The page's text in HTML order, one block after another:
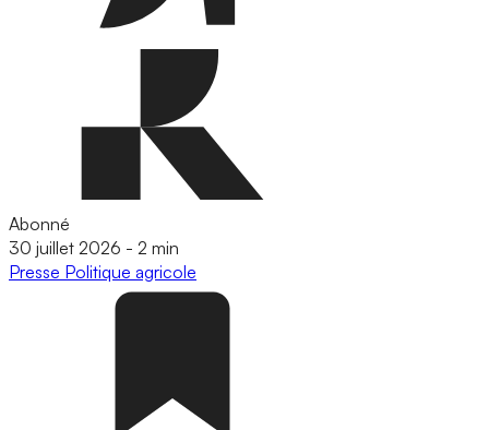
Abonné
30 juillet 2026 - 2 min
Presse Politique agricole